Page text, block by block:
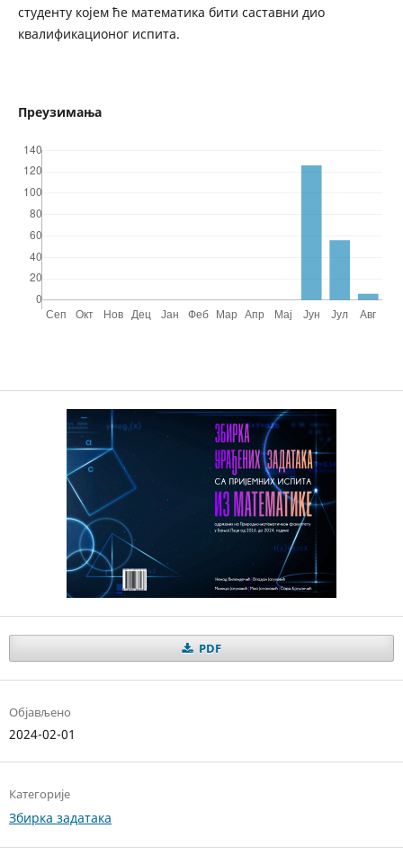
студенту којем ће математика бити саставни дио
квалификационог испита.
Преузимања
PDF
Објављено
2024-02-01
Категорије
Збирка задатака